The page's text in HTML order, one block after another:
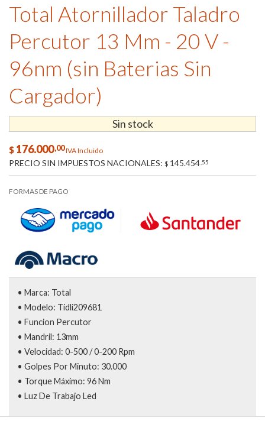
Total Atornillador Taladro
Percutor 13 Mm - 20 V -
96nm (sin Baterias Sin
Cargador)
Sin stock
$ 176.000,00IVA Incluido
PRECIO SIN IMPUESTOS NACIONALES: $ 145.454 ,55
FORMAS DE PAGO
• Marca: Total
• Modelo: Tidli209681
• Funcion Percutor
• Mandril: 13mm
• Velocidad: 0-500 / 0-200 Rpm
• Golpes Por Minuto: 30.000
• Torque Máximo: 96 Nm
• Luz De Trabajo Led